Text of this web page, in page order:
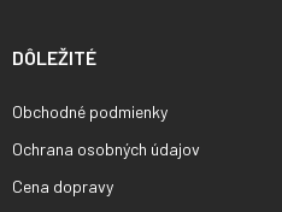
DÔLEŽITÉ
Obchodné podmienky
Ochrana osobných údajov
Cena dopravy